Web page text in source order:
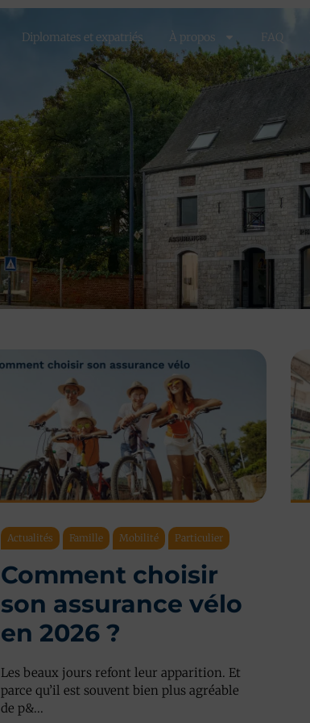
Diplomates et expatriés À propos FAQ
Actualités Famille Mobilité Particulier
Comment choisir
son assurance vélo
en 2026 ?
Les beaux jours refont leur apparition. Et
parce qu’il est souvent bien plus agréable
de p&...